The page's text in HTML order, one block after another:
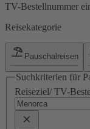
TV-Bestellnummer
Reisekategorie
Pauschalreisen
Suchkriterien für
Reiseziel/ TV-